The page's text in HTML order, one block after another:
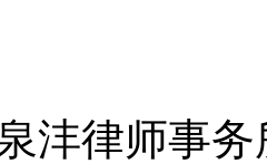
沣律师事务